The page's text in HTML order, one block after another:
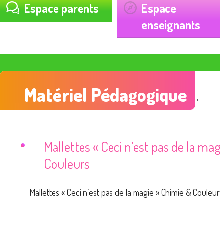
Espace parents
Espace
enseignants
Matériel Pédagogique >
Mallettes « Ceci n’est pas de la
Couleurs
Mallettes « Ceci n’est pas de la magie » Chimie &